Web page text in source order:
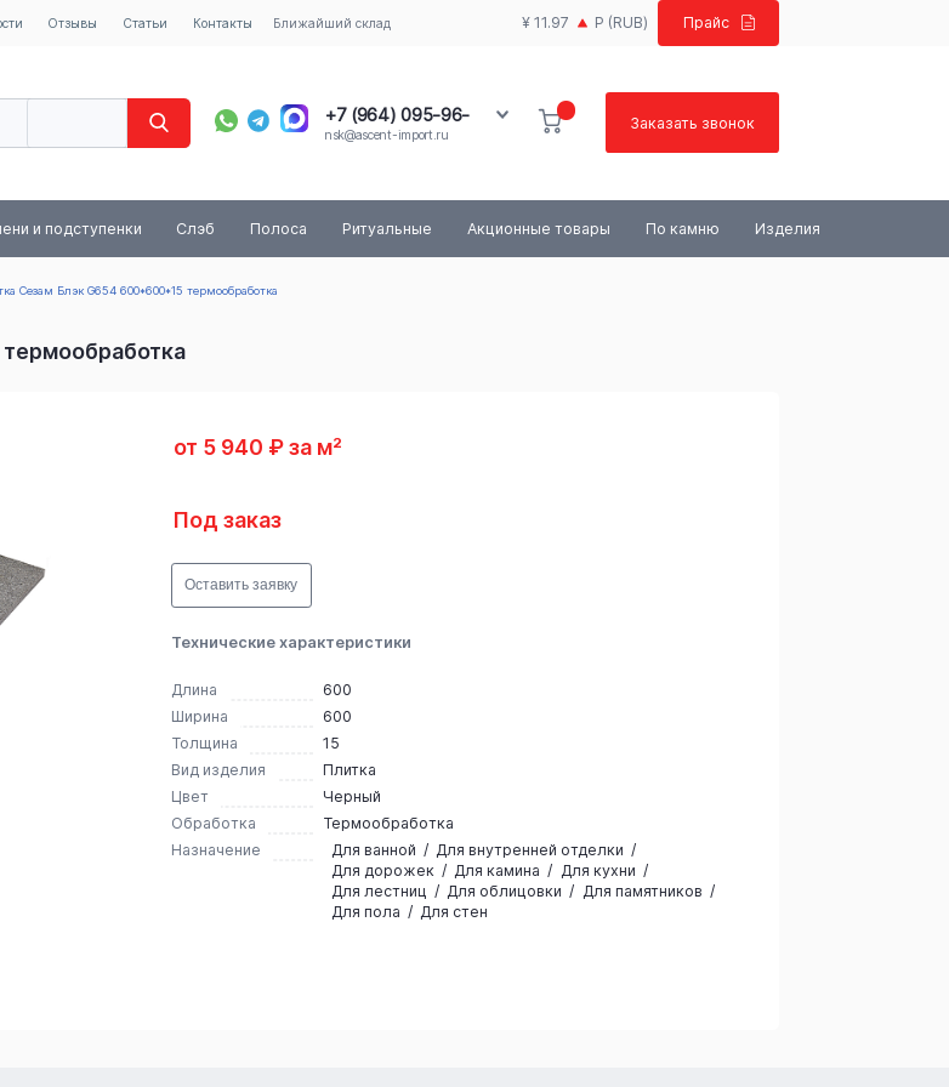
Отзывы Статьи Контакты Ближайший склад ¥ 11.97 Р (RUB) Прайс
+7 (964) 095-96-
40
nsk@ascent-import.ru
Заказать звонок
и подступенки Слэб Полоса Ритуальные Акционные товары По камню Изделия
Сезам Блэк G654 600*600*15 термообработка
от 5 940 ₽ за м²
Под заказ
Оставить заявку
Технические характеристики
Длина
600
Ширина
600
Толщина
15
Вид изделия
Плитка
Цвет
Черный
Обработка
Термообработка
Назначение
Для ванной
Для внутренней отделки
Для дорожек
Для камина
Для кухни
Для лестниц
Для облицовки
Для памятников
Для пола
Для стен